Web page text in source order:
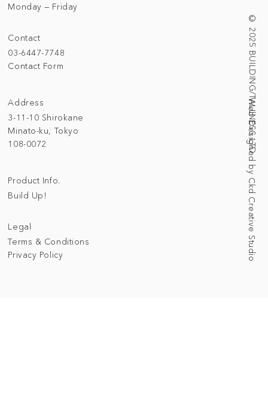
Address
3-11-10 Shirokane
Minato-ku, Tokyo
108-0072
© 2025 BUILDING/TALLNESS LTD.
Web Designed by Ckd Creative Studio
Contact
03-6447-7748
Contact Form
Monday — Friday
Legal
Terms & Conditions
Privacy Policy
Product Info.
Build Up!